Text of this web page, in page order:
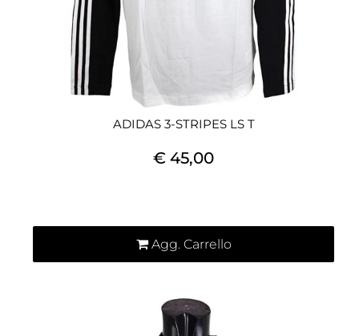
ADIDAS 3-STRIPES LS T
€ 45,00
Agg. Carrello